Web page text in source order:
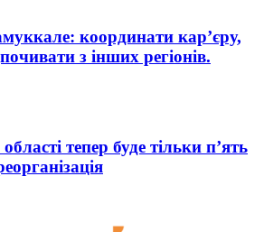
координати кар’єру,
з інших регіонів.
тепер буде тільки п’ять